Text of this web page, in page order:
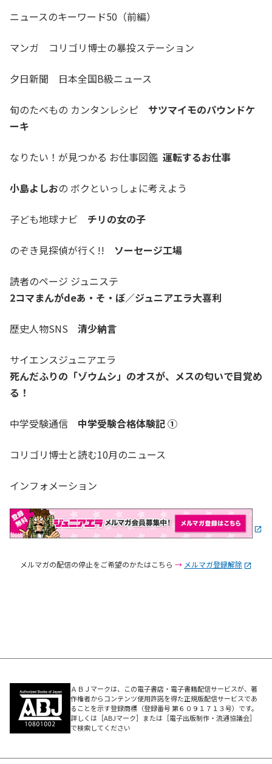
ニュースのキーワード50（前編）
マンガ コリゴリ博士の暴投ステーション
夕日新聞 日本全国B級ニュース
旬のたべもの カンタンレシピ サツマイモのパウンドケ
ーキ
なりたい！が見つかる お仕事図鑑 運転するお仕事
小島よしおの ボクといっしょに考えよう
子ども地球ナビ チリの女の子
のぞき見探偵が行く!! ソーセージ工場
読者のページ ジュニステ
2コマまんがdeあ・そ・ぼ／ジュニアエラ大喜利
歴史人物SNS 清少納言
サイエンスジュニアエラ
死んだふりの「ゾウムシ」のオスが、メスの匂いで目覚め
る！
中学受験通信 中学受験合格体験記 ①
コリゴリ博士と読む10月のニュース
インフォメーション
メルマガの配信の停止をご希望のかたはこちら → メルマガ登録解除
ＡＢＪマークは、この電子書店・電子書籍配信サービスが、著
作権者からコンテンツ使用許諾を得た正規版配信サービスであ
ることを示す登録商標（登録番号 第６０９１７１３号）です。
詳しくは［ABJマーク］または［電子出版制作・流通協議会］
で検索してください